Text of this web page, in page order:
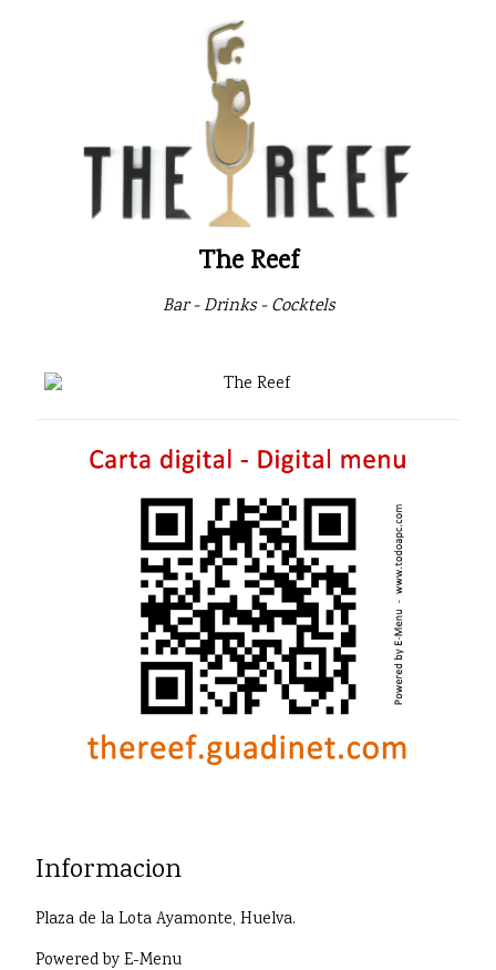
The Reef
Bar - Drinks - Cocktels
Informacion
Plaza de la Lota Ayamonte, Huelva.
Powered byE-Menu